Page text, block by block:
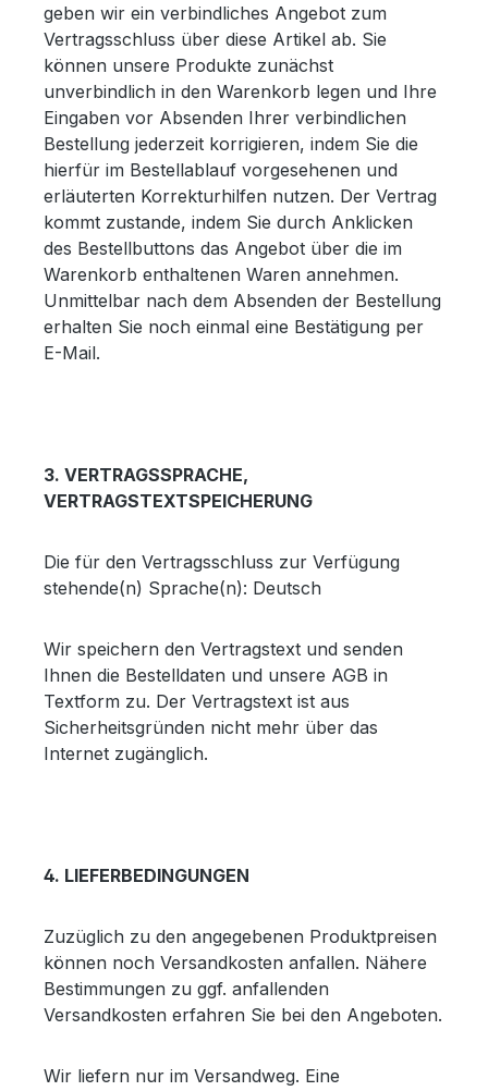
geben wir ein verbindliches Angebot zum
Vertragsschluss über diese Artikel ab. Sie
können unsere Produkte zunächst
unverbindlich in den Warenkorb legen und Ihre
Eingaben vor Absenden Ihrer verbindlichen
Bestellung jederzeit korrigieren, indem Sie die
hierfür im Bestellablauf vorgesehenen und
erläuterten Korrekturhilfen nutzen. Der Vertrag
kommt zustande, indem Sie durch Anklicken
des Bestellbuttons das Angebot über die im
Warenkorb enthaltenen Waren annehmen.
Unmittelbar nach dem Absenden der Bestellung
erhalten Sie noch einmal eine Bestätigung per
E-Mail.
3. VERTRAGSSPRACHE,
VERTRAGSTEXTSPEICHERUNG
Die für den Vertragsschluss zur Verfügung
stehende(n) Sprache(n): Deutsch
Wir speichern den Vertragstext und senden
Ihnen die Bestelldaten und unsere AGB in
Textform zu. Der Vertragstext ist aus
Sicherheitsgründen nicht mehr über das
Internet zugänglich.
4. LIEFERBEDINGUNGEN
Zuzüglich zu den angegebenen Produktpreisen
können noch Versandkosten anfallen. Nähere
Bestimmungen zu ggf. anfallenden
Versandkosten erfahren Sie bei den Angeboten.
Wir liefern nur im Versandweg. Eine